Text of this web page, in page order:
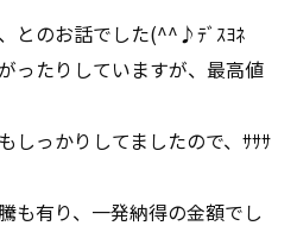
とのお話でした(^^♪ﾃﾞｽﾖﾈ
ったりしていますが、最高値
しっかりしてましたので、ｻｻｻ
も有り、一発納得の金額でし